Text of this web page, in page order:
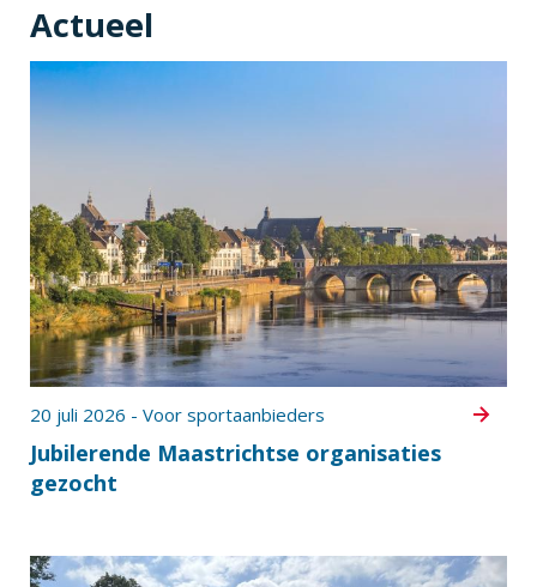
Actueel
Jubilerende Maastrichtse organisaties
gezocht
20 juli 2026 - Voor sportaanbieders